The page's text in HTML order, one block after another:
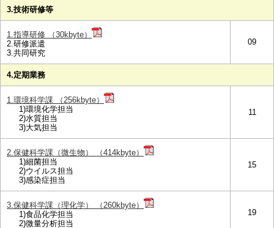
3.技術研修等
1.指導研修 （30kbyte）
2.研修派遣
3.共同研究
09
4.定期業務
1.環境科学課 （256kbyte）
1)環境化学担当
2)水質担当
3)大気担当
11
2.保健科学課（微生物） （414kbyte）
1)細菌担当
2)ウイルス担当
3)感染症担当
15
3.保健科学課（理化学） （260kbyte）
1)食品化学担当
2)微量分析担当
19